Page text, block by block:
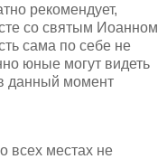
рекомендует,
со святым Иоанном
сама по себе не
юные могут видеть
данный момент
всех местах не